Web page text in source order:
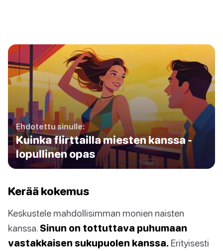
Ehdotettu sinulle:
Kuinka flirttailla miesten kanssa -
lopullinen opas
Kerää kokemus
Keskustele mahdollisimman monien naisten
kanssa. Sinun on tottuttava puhumaan
vastakkaisen sukupuolen kanssa. Erityisesti